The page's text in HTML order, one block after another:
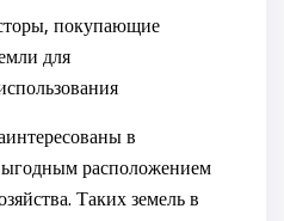
покупающие
для
в
расположением
Таких земель в